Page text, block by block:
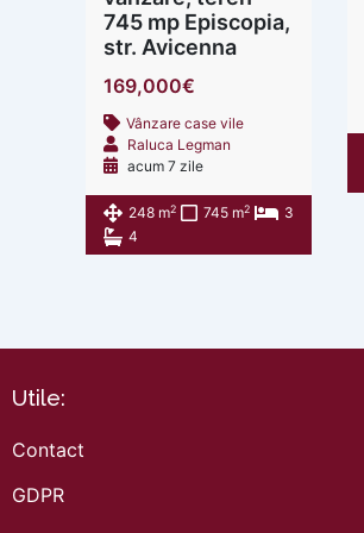
745 mp Episcopia,
str. Avicenna
169,000€
Vânzare case vile
Raluca Legman
acum 7 zile
248 m2 745 m2
3
4
Utile:
Contact
GDPR